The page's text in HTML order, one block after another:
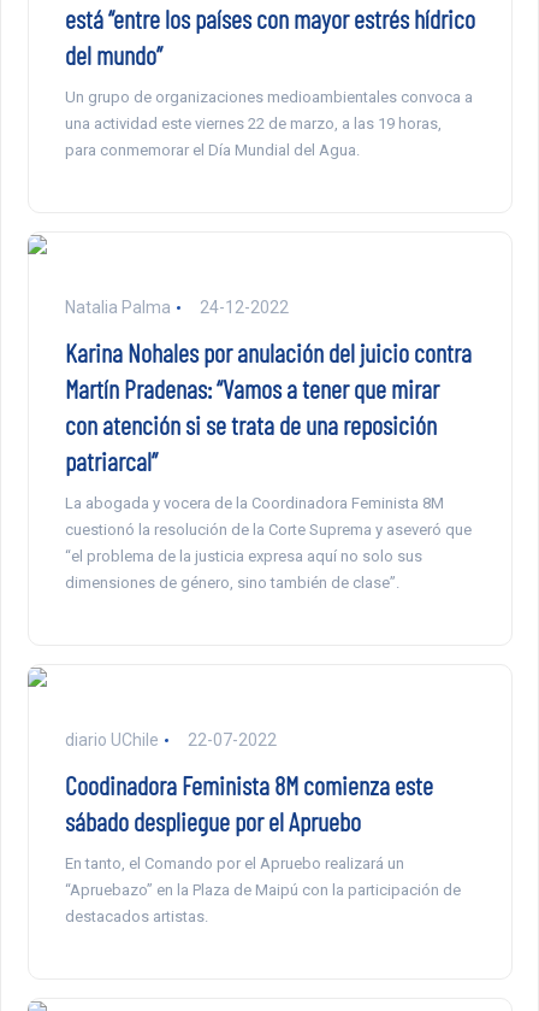
está “entre los países con mayor estrés hídrico
del mundo”
Un grupo de organizaciones medioambientales convoca a
una actividad este viernes 22 de marzo, a las 19 horas,
para conmemorar el Día Mundial del Agua.
Natalia Palma 24-12-2022
Karina Nohales por anulación del juicio contra
Martín Pradenas: “Vamos a tener que mirar
con atención si se trata de una reposición
patriarcal”
La abogada y vocera de la Coordinadora Feminista 8M
cuestionó la resolución de la Corte Suprema y aseveró que
“el problema de la justicia expresa aquí no solo sus
dimensiones de género, sino también de clase”.
diario UChile 22-07-2022
Coodinadora Feminista 8M comienza este
sábado despliegue por el Apruebo
En tanto, el Comando por el Apruebo realizará un
“Apruebazo” en la Plaza de Maipú con la participación de
destacados artistas.